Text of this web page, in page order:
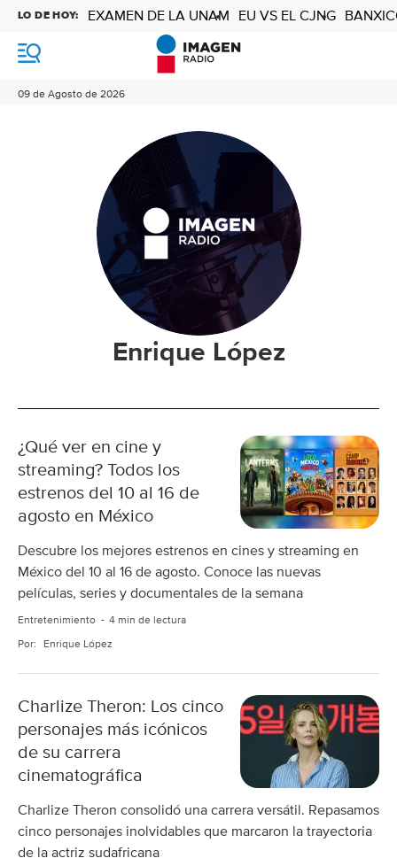
M
n
09 de Agosto de 2026
LO DE HOY: EXAMEN DE LA UNAM EU VS EL CJNG
Enrique López
¿Qué ver en cine y
streaming? Todos los
estrenos del 10 al 16 de
agosto en México
Descubre los mejores estrenos en cines y streaming en
México del 10 al 16 de agosto. Conoce las nuevas
películas, series y documentales de la semana
Entretenimiento 4 min de lectura
Por: Enrique López
Charlize Theron: Los cinco
personajes más icónicos
de su carrera
cinematográfica
Charlize Theron consolidó una carrera versátil. Repasamos
cinco personajes inolvidables que marcaron la trayectoria
de la actriz sudafricana